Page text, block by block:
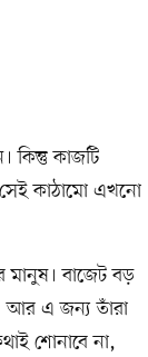
কিন্তু কাজটি
কাঠামো এখনো
মানুষ। বাজেট বড়
আর এ জন্য তাঁরা
শোনাবে না,